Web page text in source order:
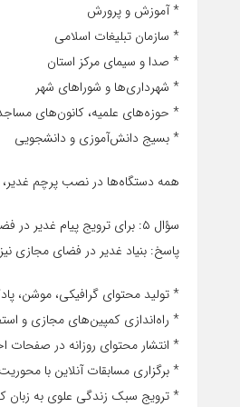
* آموزش و پرورش
* سازمان تبلیغات اسلامی
* صدا و سیمای مرکز استان
* شهرداری‌ها و شوراهای شهر
* حوزه‌های علمیه، کانون‌های
* بسیج دانش‌آموزی و دانشجویی
همه دستگاه‌ها در نصب پرچم غدیر،
سؤال ۵: برای ترویج پیام غدیر در فضای مجازی چه برنامه‌هایی داشته‌اید؟
پاسخ: بنیاد غدیر در فضای مجازی
* تولید محتوای گرافیکی، موشن،
* راه‌اندازی کمپین‌های مجازی و
* انتشار محتوای روزانه در
* برگزاری مسابقات آنلاین با
* ترویج سبک زندگی علوی به زبان